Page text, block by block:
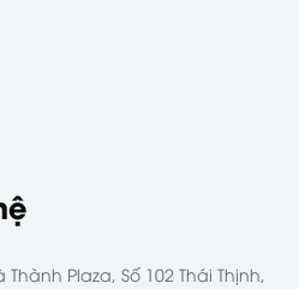
Thành Plaza, Số 102 Thái Thịnh,